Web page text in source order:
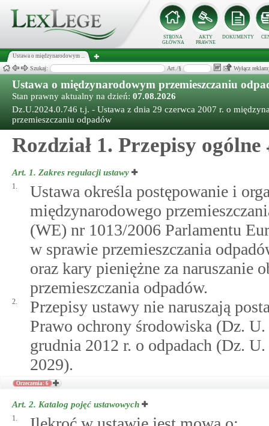
STRONA
GŁÓWNA
AKTY
PRAWNE
DOKUMENTY
Ustawa o międzynarodowym ...
Szukaj: Art./§ Wyłącz
Ustawa o międzynarodowym przemieszczaniu
Stan prawny aktualny na dzień: 07.08.2026
Dz.U.2024.0.746 t.j. - Ustawa z dnia 29 czerwca 2007 r. o
przemieszczaniu odpadów
Rozdział 1. Przepisy ogólne
Art. 1. Zakres regulacji ustawy
1.
Ustawa określa postępowanie i
międzynarodowego
(WE) nr 1013/2006 Parlamentu
w sprawie przemieszczania
oraz kary pieniężne za naruszanie
przemieszczania odpadów.
2.
Przepisy ustawy nie naruszają
Prawo ochrony środowiska (Dz.
grudnia 2012 r. o odpadach (Dz.
2029).
Orzeczenia: 6
Art. 2. Katalog pojęć ustawowych
1.